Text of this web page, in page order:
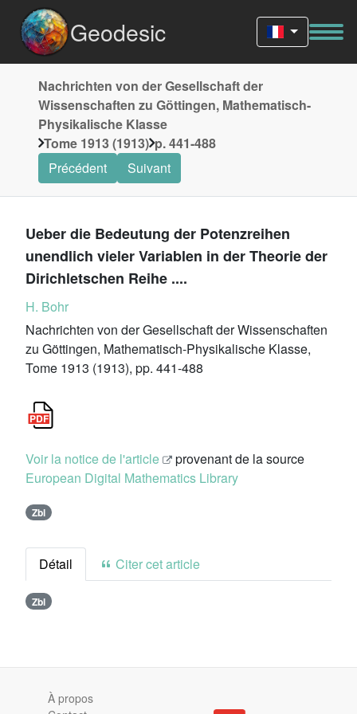
Geodesic
Nachrichten von der Gesellschaft der
Wissenschaften zu Göttingen, Mathematisch-
Physikalische Klasse
Tome 1913 (1913) p. 441-488
Précédent
Suivant
Ueber die Bedeutung der Potenzreihen
unendlich vieler Variablen in der Theorie der
Dirichletschen Reihe ....
H. Bohr
Nachrichten von der Gesellschaft der Wissenschaften
zu Göttingen, Mathematisch-Physikalische Klasse,
Tome 1913 (1913), pp. 441-488
Voir la notice de l'article
provenant de la source
European Digital Mathematics Library
Zbl
Détail Citer cet article
Zbl
À propos